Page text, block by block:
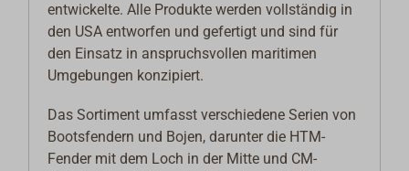
entwickelte. Alle Produkte werden vollständig in
den USA entworfen und gefertigt und sind für
den Einsatz in anspruchsvollen maritimen
Umgebungen konzipiert.
Das Sortiment umfasst verschiedene Serien von
Bootsfendern und Bojen, darunter die HTM-
Fender mit dem Loch in der Mitte und CM-